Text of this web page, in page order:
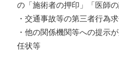
の「施術者の押印」「医師の
・交通事故等の第三者行為
・他の関係機関等への提示
任状等